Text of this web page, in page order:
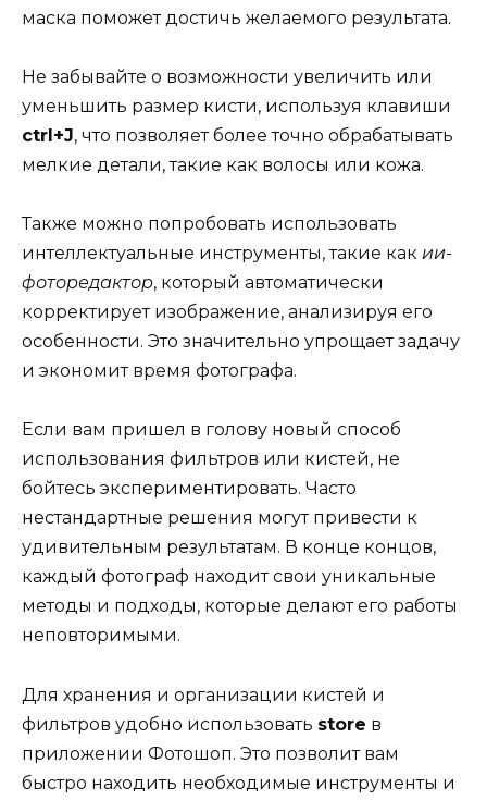
маска поможет достичь желаемого результата.
Не забывайте о возможности увеличить или
уменьшить размер кисти, используя клавиши
ctrl+J, что позволяет более точно обрабатывать
мелкие детали, такие как волосы или кожа.
Также можно попробовать использовать
интеллектуальные инструменты, такие как ии-
фоторедактор, который автоматически
корректирует изображение, анализируя его
особенности. Это значительно упрощает задачу
и экономит время фотографа.
Если вам пришел в голову новый способ
использования фильтров или кистей, не
бойтесь экспериментировать. Часто
нестандартные решения могут привести к
удивительным результатам. В конце концов,
каждый фотограф находит свои уникальные
методы и подходы, которые делают его работы
неповторимыми.
Для хранения и организации кистей и
фильтров удобно использовать store в
приложении Фотошоп. Это позволит вам
быстро находить необходимые инструменты и